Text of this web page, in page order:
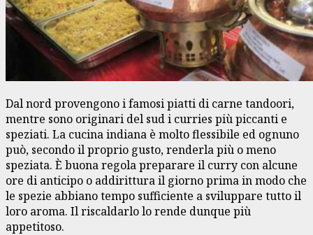
Dal nord provengono i famosi piatti di carne tandoori,
mentre sono originari del sud i curries più piccanti e
speziati. La cucina indiana è molto flessibile ed ognuno
può, secondo il proprio gusto, renderla più o meno
speziata. È buona regola preparare il curry con alcune
ore di anticipo o addirittura il giorno prima in modo che
le spezie abbiano tempo sufficiente a sviluppare tutto il
loro aroma. Il riscaldarlo lo rende dunque più
appetitoso.